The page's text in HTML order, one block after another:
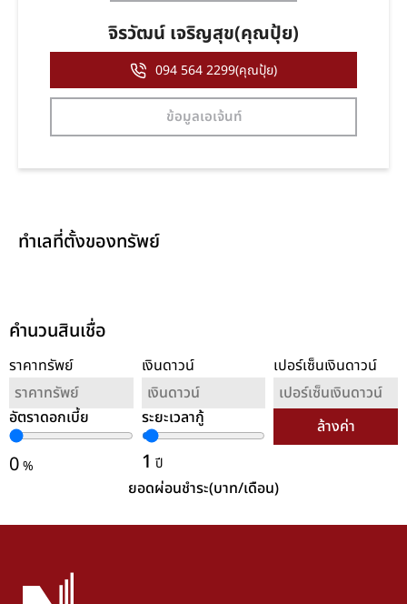
จิรวัฒน์ เจริญสุข(คุณปุ้ย)
094 564 2299(คุณปุ้ย)
ข้อมูลเอเจ้นท์
ทำเลที่ตั้งของทรัพย์
คำนวนสินเชื่อ
ราคาทรัพย์ เงินดาวน์ เปอร์เซ็นเงินดาวน์
อัตราดอกเบี้ย
0%
ระยะเวลากู้
1 ปี
ล้างค่า
ยอดผ่อนชำระ(บาท/เดือน)